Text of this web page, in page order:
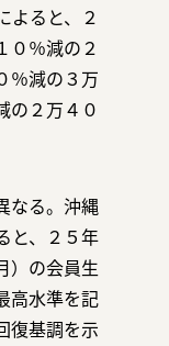
よると、２
０％減の２
％減の３万
の２万４０
なる。沖縄
と、２５年
）の会員生
高水準を記
復基調を示